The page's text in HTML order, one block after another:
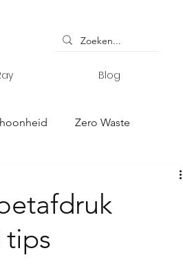
Blog
Zero Waste
tips